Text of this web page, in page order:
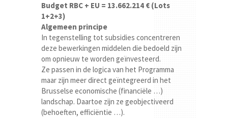
Budget RBC + EU = 13.662.214 € (Lots
1+2+3)
Algemeen principe
In tegenstelling tot subsidies concentreren
deze bewerkingen middelen die bedoeld zijn
om opnieuw te worden geïnvesteerd.
Ze passen in de logica van het Programma
maar zijn meer direct geïntegreerd in het
Brusselse economische (financiële …)
landschap. Daartoe zijn ze geobjectiveerd
(behoeften, efficiëntie …).